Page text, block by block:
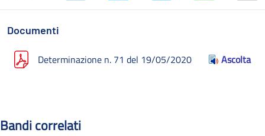
Documenti
Determinazione n. 71 del 19/05/2020 Ascolta
Bandi correlati